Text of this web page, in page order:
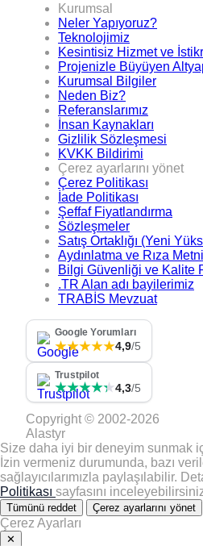
Kurumsal
Neler Yapıyoruz?
Teknolojimiz
Kesintisiz Hizmet ve
Projenizle Büyüyen
Kurumsal Bilgiler
Neden Biz?
Referanslarımız
İnsan Kaynakları
Gizlilik Sözleşmesi
KVKK Bildirimi
Çerez ayarlarını yönet
Çerez Politikası
İade Politikası
Şeffaf Fiyatlandırma
Sözleşmeler
Satış Ortaklığı (Yeni
Aydınlatma ve Rıza Metni
Bilgi Güvenliği ve Kalite
.TR Alan adı bayilerimiz
TRABİS Mevzuat
Google Yorumları
★★★★★4,9/5
Trustpilot
★★★★★
★★★★★4,3/5
Copyright © 2002-2026
Alastyr
Size daha iyi bir deneyim sunmak
İzin vermeniz durumunda, bazı
sağlayıcılarımızla paylaşılabilir.
Politikası sayfasını
Tümünü reddet Çerez ayarlarını yönet
Çerez Ayarları
✕